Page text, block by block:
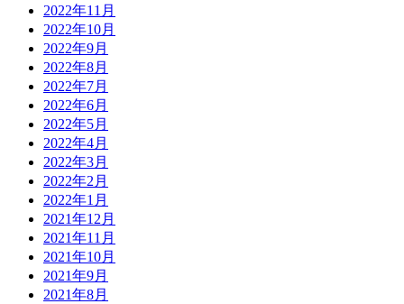
2022年11月
2022年10月
2022年9月
2022年8月
2022年7月
2022年6月
2022年5月
2022年4月
2022年3月
2022年2月
2022年1月
2021年12月
2021年11月
2021年10月
2021年9月
2021年8月